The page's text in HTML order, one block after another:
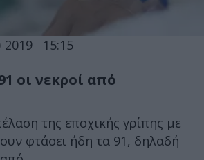
2019 15:15
οι νεκροί από
της εποχικής γρίπης με
φτάσει ήδη τα 91, δηλαδή